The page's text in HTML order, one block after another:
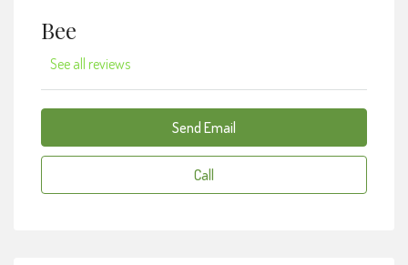
Bee
See all reviews
Send Email
Call